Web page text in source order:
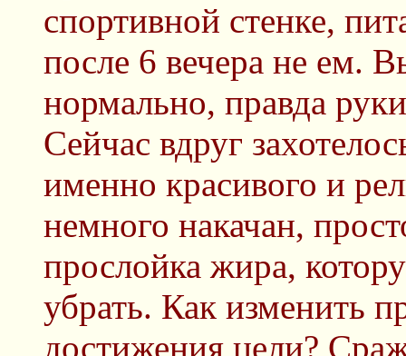
спортивной стенке,
после 6 вечера не ем.
нормально, правда
Сейчас вдруг
именно красивого и
немного накачан,
прослойка жира,
убрать. Как изменить
достижения цели?